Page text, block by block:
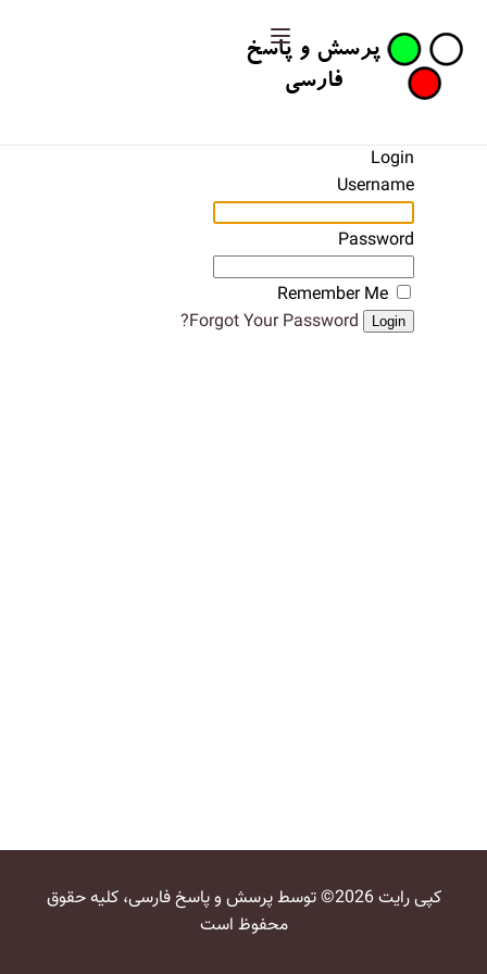
Login
Username
Password
Remember Me
Login
Forgot Your Password?
کپی رایت 2026© توسط پرسش و پاسخ فارسی، کلیه حقوق
محفوظ است